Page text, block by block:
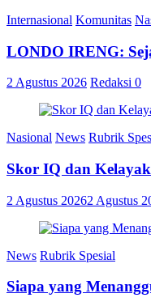
Internasional Komunitas
LONDO IRENG:
2 Agustus 2026 Redaksi 0
Nasional News Rubrik
Skor IQ dan
2 Agustus 20262 Agustus
News Rubrik Spesial
Siapa yang